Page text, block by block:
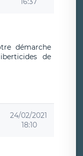
démarche
de
24/02/2021
18:10